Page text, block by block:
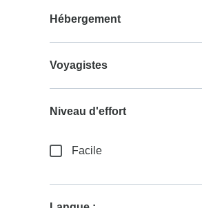
Hébergement
Voyagistes
Niveau d'effort
Facile